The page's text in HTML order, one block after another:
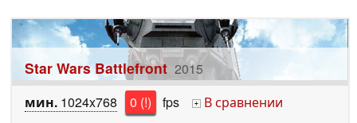
Star Wars Battlefront 2015
мин. 1024x768 0 (!) fps + В сравнении